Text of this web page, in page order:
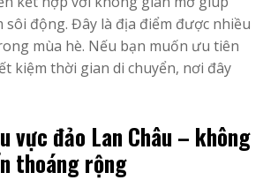
động. Đây là địa điểm được nhiều
mùa hè. Nếu bạn muốn ưu tiên
kiệm thời gian di chuyển, nơi đây
vực đảo Lan Châu – không
thoáng rộng